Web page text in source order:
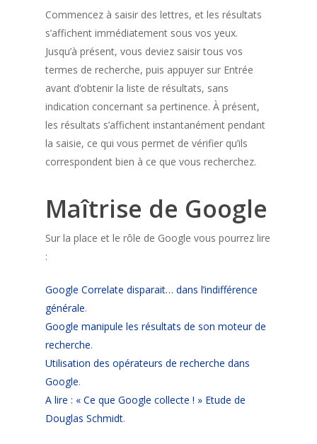
Commencez à saisir des lettres, et les résultats
s’affichent immédiatement sous vos yeux.
Jusqu’à présent, vous deviez saisir tous vos
termes de recherche, puis appuyer sur Entrée
avant d’obtenir la liste de résultats, sans
indication concernant sa pertinence. À présent,
les résultats s’affichent instantanément pendant
la saisie, ce qui vous permet de vérifier qu’ils
correspondent bien à ce que vous recherchez.
Maîtrise de Google
Sur la place et le rôle de Google vous pourrez lire
:
Google Correlate disparait… dans l’indifférence
générale.
Google manipule les résultats de son moteur de
recherche.
Utilisation des opérateurs de recherche dans
Google.
A lire : « Ce que Google collecte ! » Etude de
Douglas Schmidt.